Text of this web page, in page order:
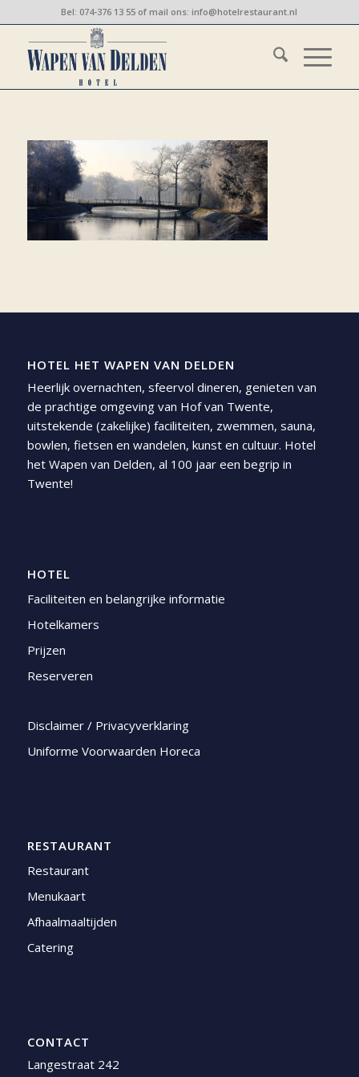
Bel: 074-376 13 55 of mail ons:info@hotelrestaurant.nl
HOTEL HET WAPEN VAN DELDEN
Heerlijk overnachten, sfeervol dineren, genieten van
de prachtige omgeving van Hof van Twente,
uitstekende (zakelijke) faciliteiten, zwemmen, sauna,
bowlen, fietsen en wandelen, kunst en cultuur. Hotel
het Wapen van Delden, al 100 jaar een begrip in
Twente!
HOTEL
Faciliteiten en belangrijke informatie
Hotelkamers
Prijzen
Reserveren
Disclaimer / Privacyverklaring
Uniforme Voorwaarden Horeca
RESTAURANT
Restaurant
Menukaart
Afhaalmaaltijden
Catering
CONTACT
Langestraat 242